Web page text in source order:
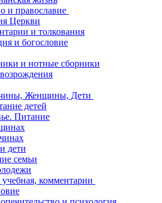
и православие
Церкви
и толкования
и богословие
и нотные сборники
Женщины, Дети
детей
Питание
дети
семьи
комментарии